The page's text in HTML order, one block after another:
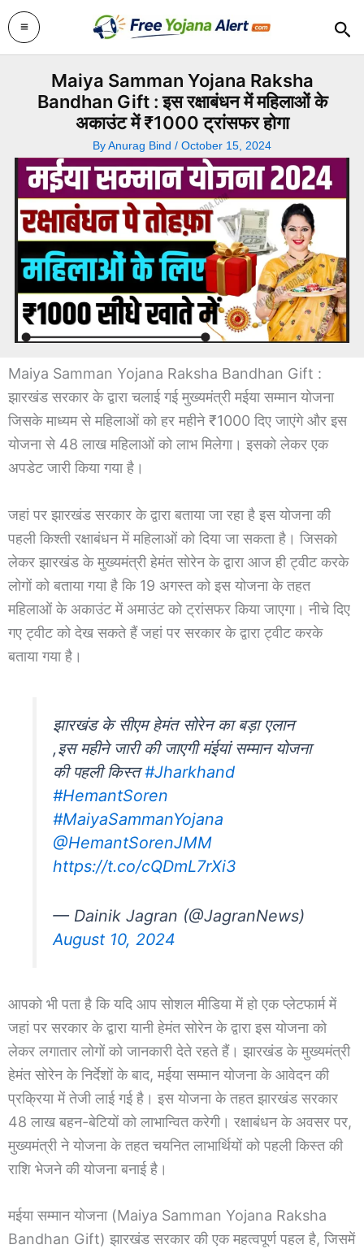
Skip
to
content
Maiya Samman Yojana Raksha
Bandhan Gift : इस रक्षाबंधन में महिलाओं के
अकाउंट में ₹1000 ट्रांसफर होगा
ByAnurag Bind / October 15, 2024
Maiya Samman Yojana Raksha Bandhan Gift :
झारखंड सरकार के द्वारा चलाई गई मुख्यमंत्री मईया सम्मान योजना
जिसके माध्यम से महिलाओं को हर महीने ₹1000 दिए जाएंगे और इस
योजना से 48 लाख महिलाओं को लाभ मिलेगा। इसको लेकर एक
अपडेट जारी किया गया है।
जहां पर झारखंड सरकार के द्वारा बताया जा रहा है इस योजना की
पहली किश्ती रक्षाबंधन में महिलाओं को दिया जा सकता है। जिसको
लेकर झारखंड के मुख्यमंत्री हेमंत सोरेन के द्वारा आज ही ट्वीट करके
लोगों को बताया गया है कि 19 अगस्त को इस योजना के तहत
महिलाओं के अकाउंट में अमाउंट को ट्रांसफर किया जाएगा। नीचे दिए
गए ट्वीट को देख सकते हैं जहां पर सरकार के द्वारा ट्वीट करके
बताया गया है।
झारखंड के सीएम हेमंत सोरेन का बड़ा एलान
,इस महीने जारी की जाएगी मंईयां सम्मान योजना
की पहली किस्त#Jharkhand
#HemantSoren
#MaiyaSammanYojana
@HemantSorenJMM
https://t.co/cQDmL7rXi3
— Dainik Jagran (@JagranNews)
August 10, 2024
आपको भी पता है कि यदि आप सोशल मीडिया में हो एक प्लेटफार्म में
जहां पर सरकार के द्वारा यानी हेमंत सोरेन के द्वारा इस योजना को
लेकर लगातार लोगों को जानकारी देते रहते हैं। झारखंड के मुख्यमंत्री
हेमंत सोरेन के निर्देशों के बाद, मईया सम्मान योजना के आवेदन की
प्रक्रिया में तेजी लाई गई है। इस योजना के तहत झारखंड सरकार
48 लाख बहन-बेटियों को लाभान्वित करेगी। रक्षाबंधन के अवसर पर,
मुख्यमंत्री ने योजना के तहत चयनित लाभार्थियों को पहली किस्त की
राशि भेजने की योजना बनाई है।
मईया सम्मान योजना (Maiya Samman Yojana Raksha
Bandhan Gift) झारखंड सरकार की एक महत्वपूर्ण पहल है, जिसमें